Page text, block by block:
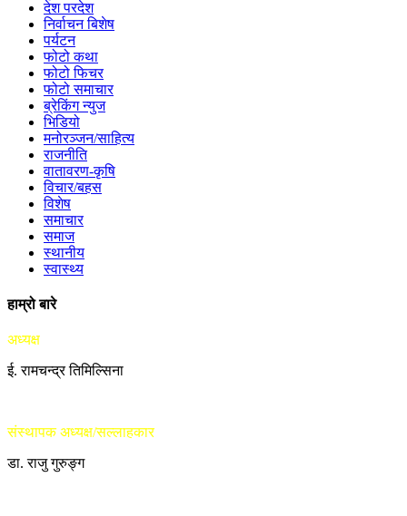
देश परदेश
निर्वाचन बिशेष
पर्यटन
फोटो कथा
फोटो फिचर
फोटो समाचार
ब्रेकिंग न्युज
भिडियो
मनोरञ्जन/साहित्य
राजनीति
वातावरण-कृषि
विचार/बहस
विशेष
समाचार
समाज
स्थानीय
स्वास्थ्य
हाम्रो बारे
अध्यक्ष
ई. रामचन्द्र तिमिल्सिना
संस्थापक अध्यक्ष/सल्लाहकार
डा. राजु गुरुङ्ग